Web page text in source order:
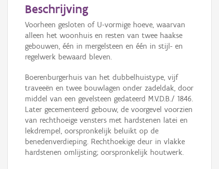
Beschrijving
Voorheen gesloten of U-vormige hoeve, waarvan
alleen het woonhuis en resten van twee haakse
gebouwen, één in mergelsteen en één in stijl- en
regelwerk bewaard bleven.
Boerenburgerhuis van het dubbelhuistype, vijf
traveeën en twee bouwlagen onder zadeldak, door
middel van een gevelsteen gedateerd M.V.D.B./ 1846.
Later gecementeerd gebouw, de voorgevel voorzien
van rechthoeige vensters met hardstenen latei en
lekdrempel, oorspronkelijk beluikt op de
benedenverdieping. Rechthoekige deur in vlakke
hardstenen omlijsting; oorspronkelijk houtwerk.